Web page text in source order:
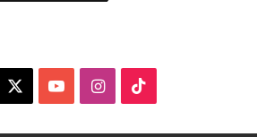
YouTubeInstagram